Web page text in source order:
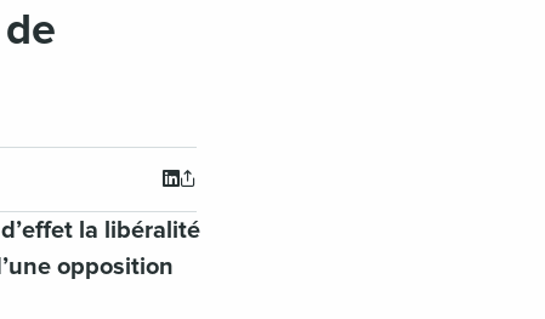
la libéralité
opposition